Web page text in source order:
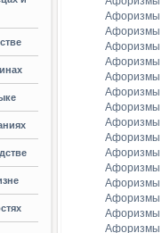
Афоризмы
Афоризмы
Афоризмы
Афоризмы
Афоризмы
Афоризмы
Афоризмы
Афоризмы
Афоризмы
Афоризмы
Афоризмы
Афоризмы
Афоризмы
Афоризмы
Афоризмы